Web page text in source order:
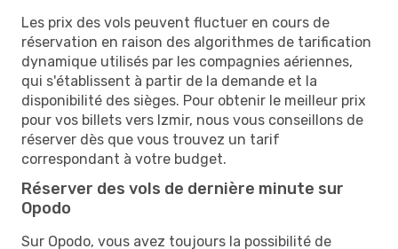
Les prix des vols peuvent fluctuer en cours de
réservation en raison des algorithmes de tarification
dynamique utilisés par les compagnies aériennes,
qui s'établissent à partir de la demande et la
disponibilité des sièges. Pour obtenir le meilleur prix
pour vos billets vers Izmir, nous vous conseillons de
réserver dès que vous trouvez un tarif
correspondant à votre budget.
Réserver des vols de dernière minute sur
Opodo
Sur Opodo, vous avez toujours la possibilité de